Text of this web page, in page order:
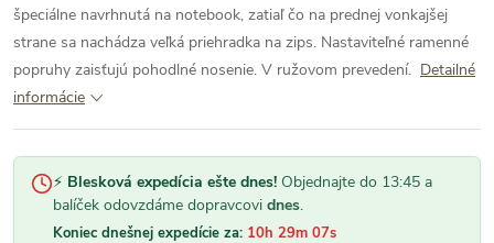
špeciálne navrhnutá na notebook, zatiaľ čo na prednej vonkajšej
strane sa nachádza veľká priehradka na zips. Nastaviteľné ramenné
popruhy zaisťujú pohodlné nosenie. V ružovom prevedení. Detailné
informácie
⚡ Blesková expedícia ešte dnes! Objednajte do 13:45 a
balíček odovzdáme dopravcovi dnes.
Koniec dnešnej expedície za: 10h 29m 07s